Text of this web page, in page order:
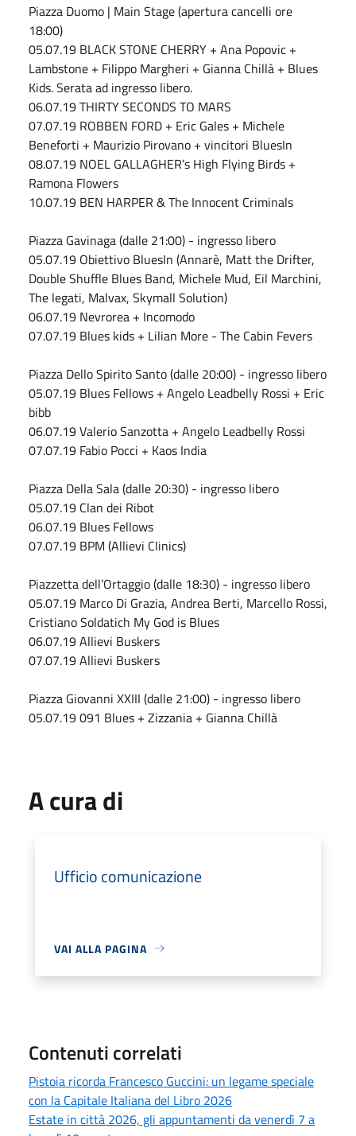
Piazza Duomo | Main Stage (apertura cancelli ore
18:00)
05.07.19 BLACK STONE CHERRY + Ana Popovic +
Lambstone + Filippo Margheri + Gianna Chillà + Blues
Kids. Serata ad ingresso libero.
06.07.19 THIRTY SECONDS TO MARS
07.07.19 ROBBEN FORD + Eric Gales + Michele
Beneforti + Maurizio Pirovano + vincitori BluesIn
08.07.19 NOEL GALLAGHER’s High Flying Birds +
Ramona Flowers
10.07.19 BEN HARPER & The Innocent Criminals
Piazza Gavinaga (dalle 21:00) - ingresso libero
05.07.19 Obiettivo BluesIn (Annarè, Matt the Drifter,
Double Shuffle Blues Band, Michele Mud, Eil Marchini,
The legati, Malvax, Skymall Solution)
06.07.19 Nevrorea + Incomodo
07.07.19 Blues kids + Lilian More - The Cabin Fevers
Piazza Dello Spirito Santo (dalle 20:00) - ingresso libero
05.07.19 Blues Fellows + Angelo Leadbelly Rossi + Eric
bibb
06.07.19 Valerio Sanzotta + Angelo Leadbelly Rossi
07.07.19 Fabio Pocci + Kaos India
Piazza Della Sala (dalle 20:30) - ingresso libero
05.07.19 Clan dei Ribot
06.07.19 Blues Fellows
07.07.19 BPM (Allievi Clinics)
Piazzetta dell’Ortaggio (dalle 18:30) - ingresso libero
05.07.19 Marco Di Grazia, Andrea Berti, Marcello Rossi,
Cristiano Soldatich My God is Blues
06.07.19 Allievi Buskers
07.07.19 Allievi Buskers
Piazza Giovanni XXIII (dalle 21:00) - ingresso libero
05.07.19 091 Blues + Zizzania + Gianna Chillà
A cura di
Ufficio comunicazione
VAI ALLA PAGINA
Contenuti correlati
Pistoia ricorda Francesco Guccini: un legame speciale
con la Capitale Italiana del Libro 2026
Estate in città 2026, gli appuntamenti da venerdì 7 a